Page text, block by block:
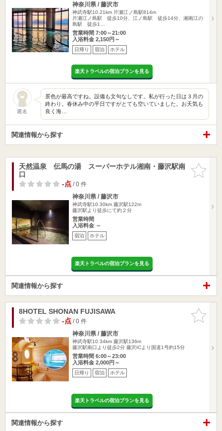
神奈川県 / 藤沢市
神武寺駅10.21km 片瀬江ノ島駅814m
片瀬江ノ島駅 徒歩10分、江ノ島駅 徒歩14分、湘南江の
島駅 徒歩1…
営業時間 7:00～21:00
入浴料金 2,150円～
日帰り 宿泊 ホテル
楽天トラベルの宿泊プランを見る
匿名
景色が最高ですね。設備も文句なしです。私が行った日は３月の
終わり。春休み中の平日ですがとても空いていました。お天気も
良く海…
関連情報から探す
お気に入
りに追加
天然温泉 伝馬の湯 スーパーホテル湘南・藤沢駅南
口
-点/ 0 件
神奈川県 / 藤沢市
神武寺駅10.30km 藤沢駅122m
藤沢駅より徒歩にて約２分
営業時間
入浴料金 ～
宿泊 ホテル
楽天トラベルの宿泊プランを見る
関連情報から探す
お気に入
りに追加
8HOTEL SHONAN FUJISAWA
-点/ 0 件
神奈川県 / 藤沢市
神武寺駅10.34km 藤沢駅136m
藤沢駅南口より徒歩2分 藤沢ICより国道1号約15分
営業時間 6:00～23:00
入浴料金 2,000円～
日帰り 宿泊 ホテル
楽天トラベルの宿泊プランを見る
関連情報から探す